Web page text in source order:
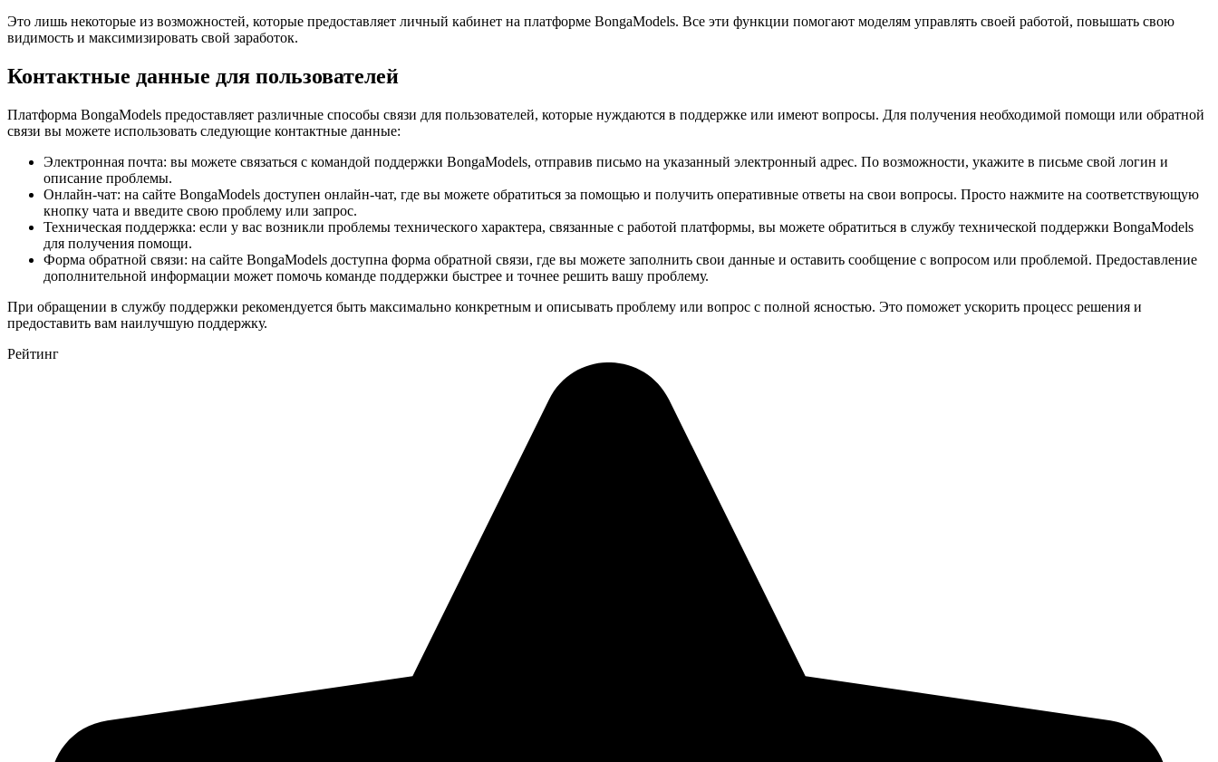
Это лишь некоторые из возможностей, которые предоставляет личный кабинет на платформе BongaModels. Все эти функции помогают моделям управлять своей работой, повышать свою
видимость и максимизировать свой заработок.
Контактные данные для пользователей
Платформа BongaModels предоставляет различные способы связи для пользователей, которые нуждаются в поддержке или имеют вопросы. Для получения необходимой помощи или обратной
связи вы можете использовать следующие контактные данные:
Электронная почта: вы можете связаться с командой поддержки BongaModels, отправив письмо на указанный электронный адрес. По возможности, укажите в письме свой логин и
описание проблемы.
Онлайн-чат: на сайте BongaModels доступен онлайн-чат, где вы можете обратиться за помощью и получить оперативные ответы на свои вопросы. Просто нажмите на соответствующую
кнопку чата и введите свою проблему или запрос.
Техническая поддержка: если у вас возникли проблемы технического характера, связанные с работой платформы, вы можете обратиться в службу технической поддержки BongaModels
для получения помощи.
Форма обратной связи: на сайте BongaModels доступна форма обратной связи, где вы можете заполнить свои данные и оставить сообщение с вопросом или проблемой. Предоставление
дополнительной информации может помочь команде поддержки быстрее и точнее решить вашу проблему.
При обращении в службу поддержки рекомендуется быть максимально конкретным и описывать проблему или вопрос с полной ясностью. Это поможет ускорить процесс решения и
предоставить вам наилучшую поддержку.
Рейтинг